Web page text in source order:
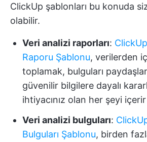
ClickUp şablonları bu konuda
olabilir.
Veri analizi raporları:
Raporu Şablonu, verilerden
toplamak, bulguları
güvenilir bilgilere dayalı
ihtiyacınız olan her şeyi içerir
Veri analizi bulguları:
Bulguları Şablonu, birden